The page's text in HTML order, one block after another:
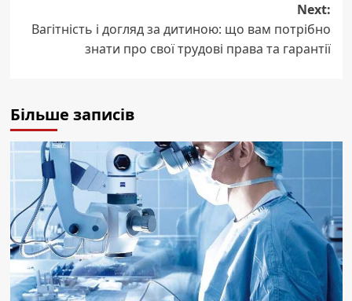
Next:
Вагітність і догляд за дитиною: що вам потрібно
знати про свої трудові права та гарантії
Більше записів